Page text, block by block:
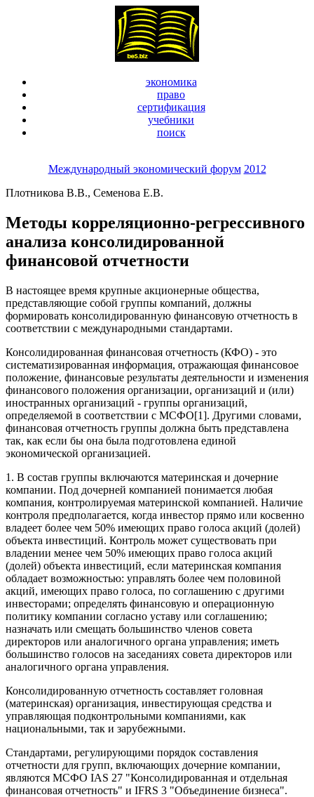
экономика
право
сертификация
учебники
поиск
Международный экономический форум 2012
Плотникова В.В., Семенова Е.В.
Методы корреляционно-регрессивного
анализа консолидированной
финансовой отчетности
В настоящее время крупные акционерные общества,
представляющие собой группы компаний, должны
формировать консолидированную финансовую отчетность в
соответствии с международными стандартами.
Консолидированная финансовая отчетность (КФО) - это
систематизированная информация, отражающая финансовое
положение, финансовые результаты деятельности и изменения
финансового положения организации, организаций и (или)
иностранных организаций - группы организаций,
определяемой в соответствии с МСФО[1]. Другими словами,
финансовая отчетность группы должна быть представлена
так, как если бы она была подготовлена единой
экономической организацией.
1. В состав группы включаются материнская и дочерние
компании. Под дочерней компанией понимается любая
компания, контролируемая материнской компанией. Наличие
контроля предполагается, когда инвестор прямо или косвенно
владеет более чем 50% имеющих право голоса акций (долей)
объекта инвестиций. Контроль может существовать при
владении менее чем 50% имеющих право голоса акций
(долей) объекта инвестиций, если материнская компания
обладает возможностью: управлять более чем половиной
акций, имеющих право голоса, по соглашению с другими
инвесторами; определять финансовую и операционную
политику компании согласно уставу или соглашению;
назначать или смещать большинство членов совета
директоров или аналогичного органа управления; иметь
большинство голосов на заседаниях совета директоров или
аналогичного органа управления.
Консолидированную отчетность составляет головная
(материнская) организация, инвестирующая средства и
управляющая подконтрольными компаниями, как
национальными, так и зарубежными.
Стандартами, регулирующими порядок составления
отчетности для групп, включающих дочерние компании,
являются МСФО IAS 27 "Консолидированная и отдельная
финансовая отчетность" и IFRS 3 "Объединение бизнеса".